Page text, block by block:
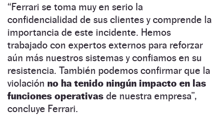
“Ferrari se toma muy en serio la
confidencialidad de sus clientes y comprende la
importancia de este incidente. Hemos
trabajado con expertos externos para reforzar
aún más nuestros sistemas y confiamos en su
resistencia. También podemos confirmar que la
violación no ha tenido ningún impacto en las
funciones operativas de nuestra empresa”,
concluye Ferrari.